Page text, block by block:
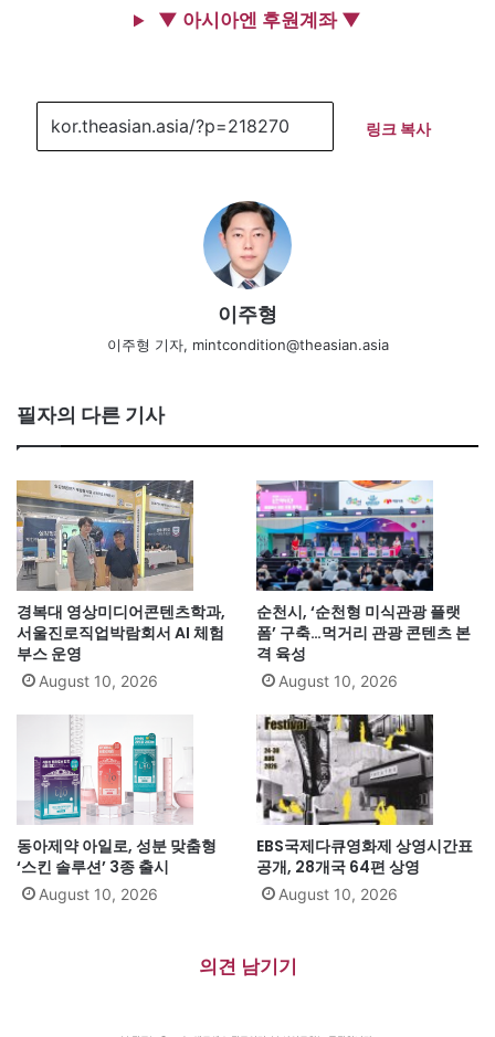
▼ 아시아엔 후원계좌 ▼
링크 복사
이주형
이주형 기자, mintcondition@theasian.asia
필자의 다른 기사
경복대 영상미디어콘텐츠학과,
서울진로직업박람회서 AI 체험
부스 운영
August 10, 2026
순천시, ‘순천형 미식관광 플랫
폼’ 구축…먹거리 관광 콘텐츠 본
격 육성
August 10, 2026
동아제약 아일로, 성분 맞춤형
‘스킨 솔루션’ 3종 출시
August 10, 2026
EBS국제다큐영화제 상영시간표
공개, 28개국 64편 상영
August 10, 2026
의견 남기기